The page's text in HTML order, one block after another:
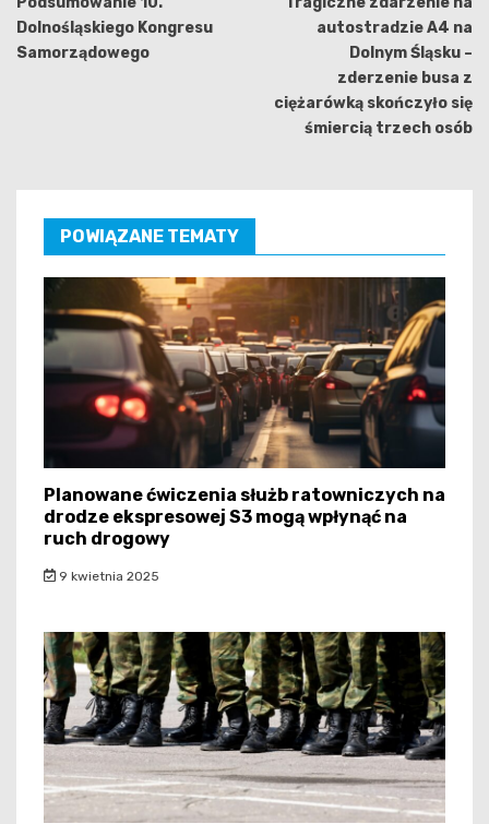
Dolnośląskiego Kongresu
Samorządowego
autostradzie A4 na
Dolnym Śląsku –
zderzenie busa z
ciężarówką skończyło się
śmiercią trzech osób
POWIĄZANE TEMATY
Planowane ćwiczenia służb ratowniczych na
drodze ekspresowej S3 mogą wpłynąć na
ruch drogowy
9 kwietnia 2025